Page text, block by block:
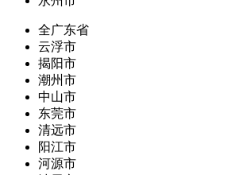
全广东省
云浮市
揭阳市
潮州市
中山市
东莞市
清远市
阳江市
河源市